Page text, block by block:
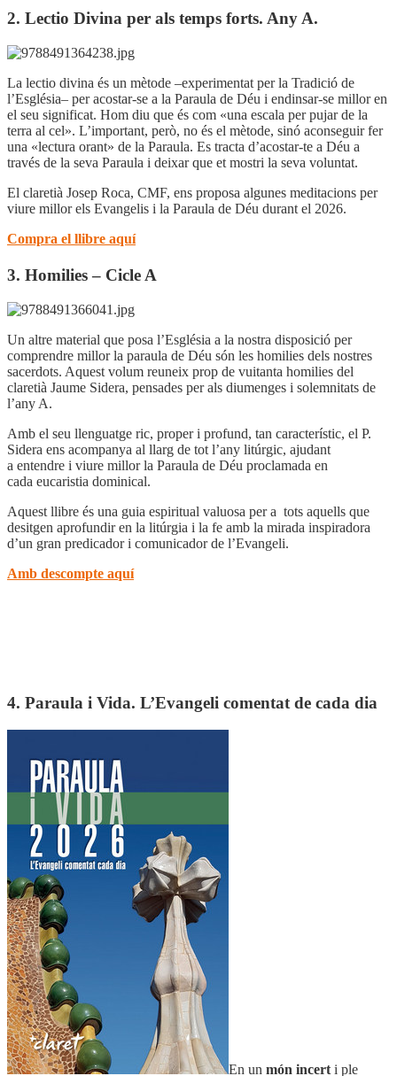
2. Lectio Divina per als temps forts. Any A.
La lectio divina és un mètode –experimentat per la Tradició de
l’Església– per acostar-se a la Paraula de Déu i endinsar-se millor en
el seu significat. Hom diu que és com «una escala per pujar de la
terra al cel». L’important, però, no és el mètode, sinó aconseguir fer
una «lectura orant» de la Paraula. Es tracta d’acostar-te a Déu a
través de la seva Paraula i deixar que et mostri la seva voluntat.
El claretià Josep Roca, CMF, ens proposa algunes meditacions per
viure millor els Evangelis i la Paraula de Déu durant el 2026.
Compra el llibre aquí
3. Homilies – Cicle A
Un altre material que posa l’Església a la nostra disposició per
comprendre millor la paraula de Déu són les homilies dels nostres
sacerdots. Aquest volum reuneix prop de vuitanta homilies del
claretià Jaume Sidera, pensades per als diumenges i solemnitats de
l’any A.
Amb el seu llenguatge ric, proper i profund, tan característic, el P.
Sidera ens acompanya al llarg de tot l’any litúrgic, ajudant
a entendre i viure millor la Paraula de Déu proclamada en
cada eucaristia dominical.
Aquest llibre és una guia espiritual valuosa per a tots aquells que
desitgen aprofundir en la litúrgia i la fe amb la mirada inspiradora
d’un gran predicador i comunicador de l’Evangeli.
Amb descompte aquí
4. Paraula i Vida. L’Evangeli comentat de cada dia
En un món incert i ple